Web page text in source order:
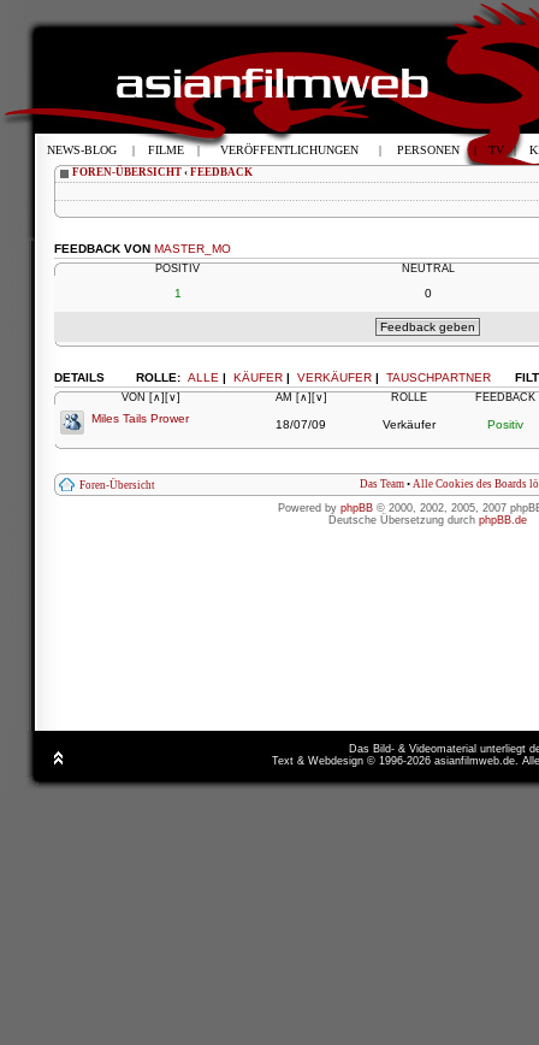
FOREN-ÜBERSICHT ‹ FEEDBACK
FEEDBACK VON MASTER_MO
POSITIV NEUTRAL
1 0
ROLLE: ALLE | KÄUFER | VERKÄUFER | TAUSCHPARTNER
DETAILS
VON [∧] [∨] AM [∧] [∨] ROLLE FEEDBACK
Miles Tails Prower 18/07/09 Verkäufer Positiv
Foren-Übersicht Das Team • Alle Cookies des Boards
Powered by phpBB © 2000, 2002, 2005, 2007
Deutsche Übersetzung durch phpBB.de
Das Bild- & Videomaterial unterliegt
Text & Webdesign © 1996-2026 asianfilmweb.de.
NEWS-BLOG | FILME | VERÖFFENTLICHUNGEN | PERSONEN | TV |